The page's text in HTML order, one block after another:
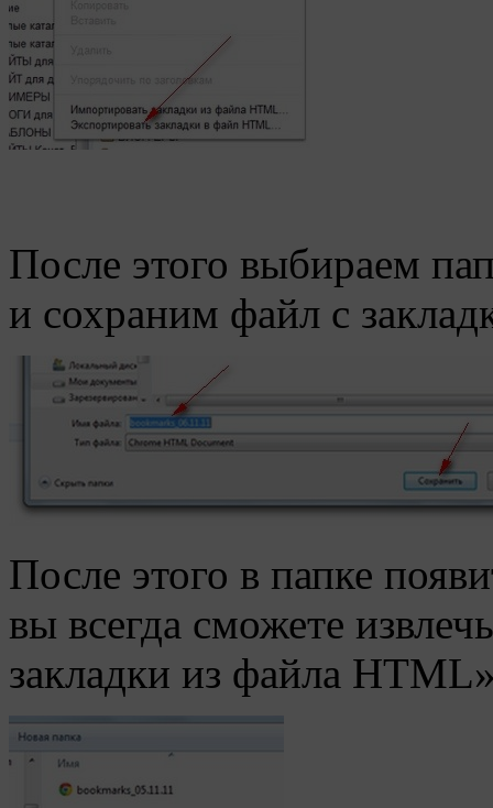
После этого выбираем
и сохраним файл с
После этого в папке
вы всегда сможете
закладки из файла